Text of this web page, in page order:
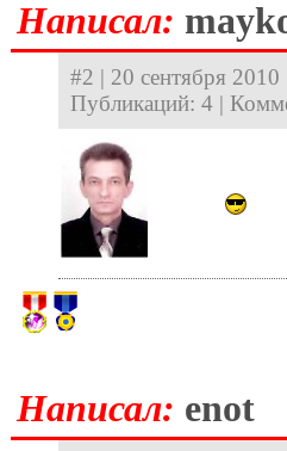
Hаписал:
#2 | 20 сентября
Публикаций: 4 |
Hаписал: enot